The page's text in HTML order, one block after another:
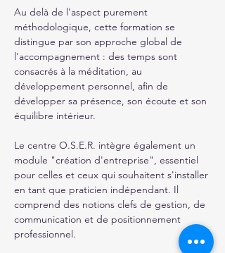
Au delà de l'aspect purement
méthodologique, cette formation se
distingue par son approche global de
l'accompagnement : des temps sont
consacrés à la méditation, au
développement personnel, afin de
développer sa présence, son écoute et son
équilibre intérieur.
Le centre O.S.E.R. intègre également un
module "création d'entreprise", essentiel
pour celles et ceux qui souhaitent s'installer
en tant que praticien indépendant. Il
comprend des notions clefs de gestion, de
communication et de positionnement
professionnel.